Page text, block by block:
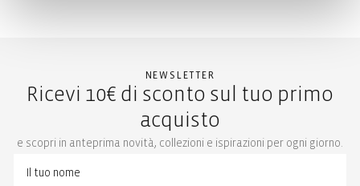
NEWSLETTER
Ricevi 10€ di sconto sul tuo primo
acquisto
e scopri in anteprima novità, collezioni e ispirazioni per ogni giorno.